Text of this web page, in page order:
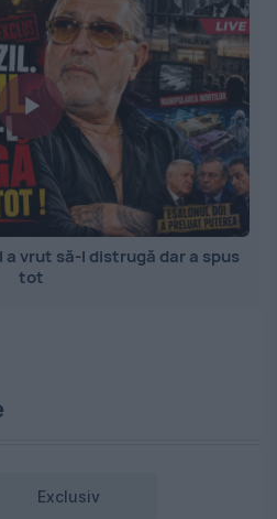
vrut să-l distrugă dar a spus
tot
Exclusiv